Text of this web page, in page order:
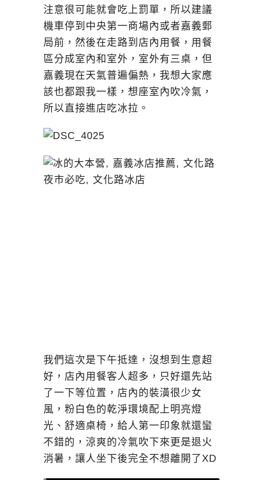
注意很可能就會吃上罰單，所以建議
機車停到中央第一商場內或者嘉義郵
局前，然後在走路到店內用餐，用餐
區分成室內和室外，室外有三桌，但
嘉義現在天氣普遍偏熱，我想大家應
該也都跟我一樣，想座室內吹冷氣，
所以直接進店吃冰拉。
我們這次是下午抵達，沒想到生意超
好，店內用餐客人超多，只好還先站
了一下等位置，店內的裝潢很少女
風，粉白色的乾淨環境配上明亮燈
光、舒適桌椅，給人第一印象就還蠻
不錯的，涼爽的冷氣吹下來更是退火
消暑，讓人坐下後完全不想離開了XD